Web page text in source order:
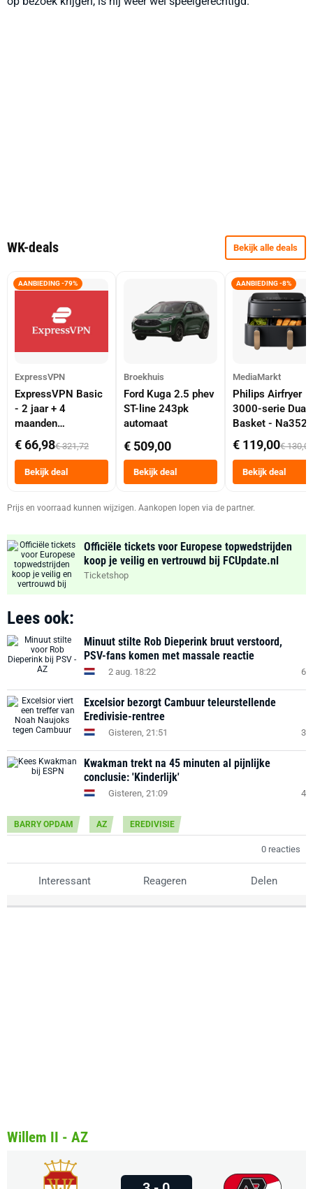
WK-deals Bekijk alle deals
AANBIEDING -79%
ExpressVPN
ExpressVPN Basic
- 2 jaar + 4
maanden
abonnement
€ 66,98€ 321,72
Bekijk deal
Broekhuis
Ford Kuga 2.5 phev
ST-line 243pk
automaat
€ 509,00
Bekijk deal
AANBIEDING -8%
MediaMarkt
Philips Airfryer
3000-serie Dual
Basket -
Dubbele Mand 9
Tot 6 Personen
Heteluchtfriteuse
Zwart
€ 119,00€ 130,00
Bekijk deal
Prijs en voorraad kunnen wijzigen. Aankopen lopen via de partner.
Officiële tickets voor Europese topwedstrijden
koop je veilig en vertrouwd bij FCUpdate.nl
Ticketshop
Lees ook:
Minuut stilte Rob Dieperink bruut verstoord,
PSV-fans komen met massale reactie
2 aug. 18:22 6
Excelsior bezorgt Cambuur teleurstellende
Eredivisie-rentree
Gisteren, 21:51 3
Kwakman trekt na 45 minuten al pijnlijke
conclusie: 'Kinderlijk'
Gisteren, 21:09 4
BARRY OPDAM AZ EREDIVISIE
0 reacties
Interessant Reageren Delen
Willem II - AZ